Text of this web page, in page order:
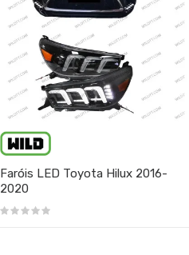
Faróis LED Toyota Hilux 2016-
2020